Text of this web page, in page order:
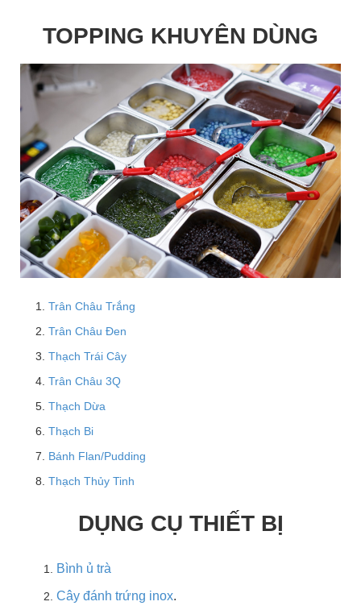
TOPPING KHUYÊN DÙNG
Trân Châu Trắng
Trân Châu Đen
Thạch Trái Cây
Trân Châu 3Q
Thạch Dừa
Thạch Bi
Bánh Flan/Pudding
Thạch Thủy Tinh
DỤNG CỤ THIẾT BỊ
Bình ủ trà
Cây đánh trứng inox.